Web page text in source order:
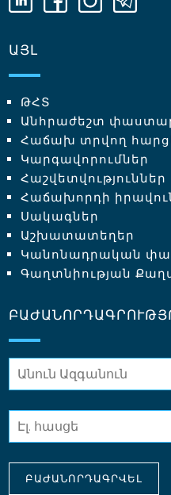
ԱՅԼ
ԹՀՏ
Անհրաժեշտ
Հաճախ տրվող
Կարգավորումներ
Հաշվետվություններ
Հաճախորդի
Սակագներ
Աշխատատեղեր
Կանոնադրական
Գաղտնիության
ԲԱԺԱՆՈՐԴԱԳՐՎԵԼ